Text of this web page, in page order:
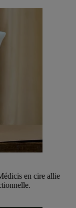
en cire allie